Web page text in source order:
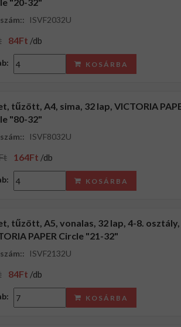
ISVF2032U
84Ft /db
KOSÁRBA
tűzött, A4, sima, 32 lap, VICTORIA
"80-32"
ISVF8032U
164Ft /db
KOSÁRBA
tűzött, A5, vonalas, 32 lap, 4-8. osztály,
PAPER Circle "21-32"
ISVF2132U
84Ft /db
KOSÁRBA